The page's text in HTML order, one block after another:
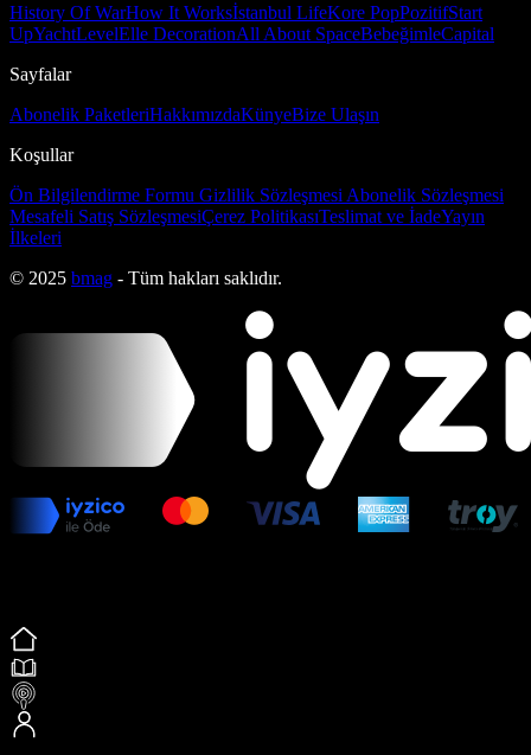
History Of WarHow It Worksİstanbul LifeKore PopPozitifStart
UpYachtLevelElle DecorationAll About SpaceBebeğimleCapital
Sayfalar
Abonelik PaketleriHakkımızdaKünyeBize Ulaşın
Koşullar
Ön Bilgilendirme Formu Gizlilik Sözleşmesi Abonelik Sözleşmesi
Mesafeli Satış SözleşmesiÇerez PolitikasıTeslimat ve İadeYayın
İlkeleri
© 2025 bmag - Tüm hakları saklıdır.